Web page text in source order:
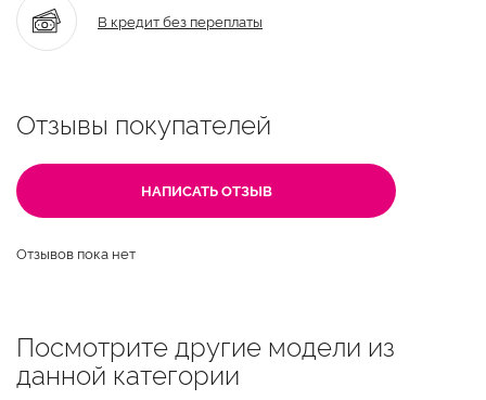
В кредит без переплаты
Отзывы покупателей
НАПИСАТЬ ОТЗЫВ
Отзывов пока нет
Посмотрите другие модели из
данной категории